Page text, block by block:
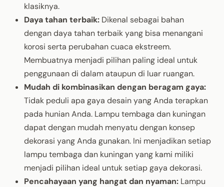
klasiknya.
Daya tahan terbaik: Dikenal sebagai bahan
dengan daya tahan terbaik yang bisa menangani
korosi serta perubahan cuaca ekstreem.
Membuatnya menjadi pilihan paling ideal untuk
penggunaan di dalam ataupun di luar ruangan.
Mudah di kombinasikan dengan beragam gaya:
Tidak peduli apa gaya desain yang Anda terapkan
pada hunian Anda. Lampu tembaga dan kuningan
dapat dengan mudah menyatu dengan konsep
dekorasi yang Anda gunakan. Ini menjadikan setiap
lampu tembaga dan kuningan yang kami miliki
menjadi pilihan ideal untuk setiap gaya dekorasi.
Pencahayaan yang hangat dan nyaman: Lampu